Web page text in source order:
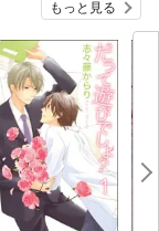
もっと見る